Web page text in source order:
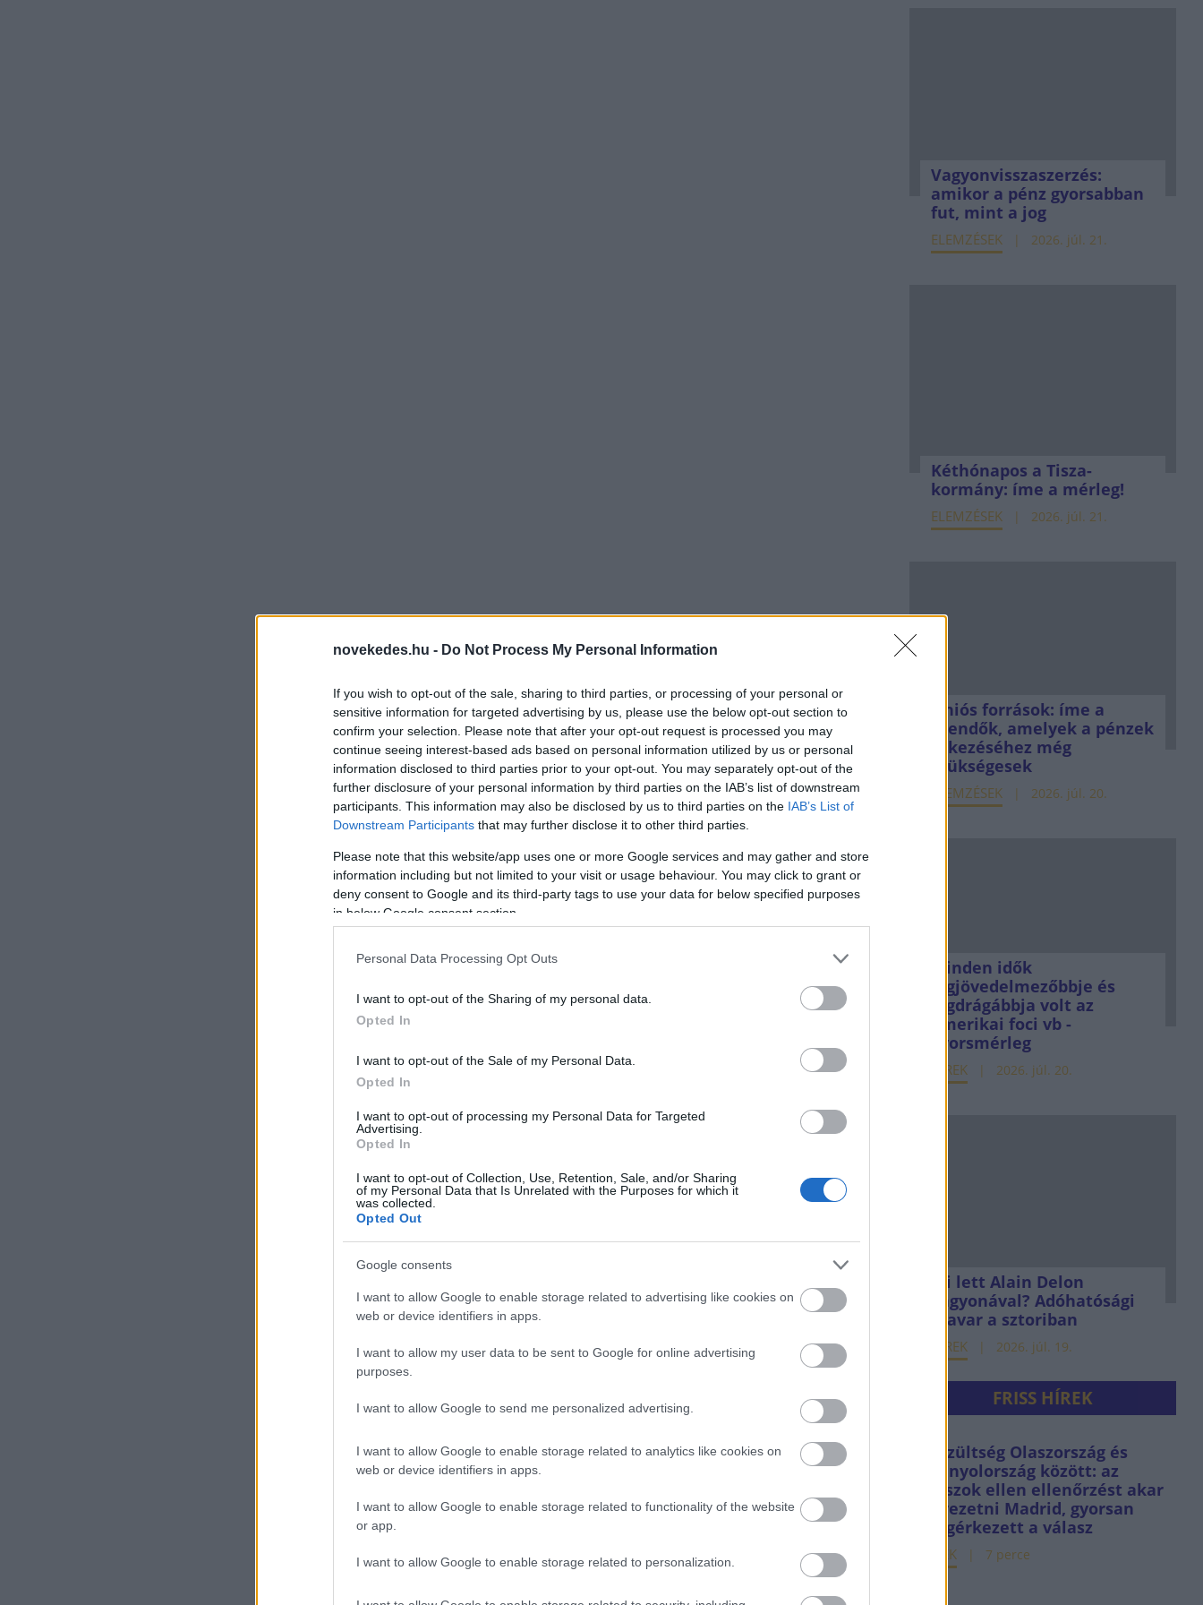
novekedes.hu - Do Not Process My Personal Information
If you wish to opt-out of the sale, sharing to third parties, or processing of your personal or
sensitive information for targeted advertising by us, please use the below opt-out section to
confirm your selection. Please note that after your opt-out request is processed you may
continue seeing interest-based ads based on personal information utilized by us or personal
information disclosed to third parties prior to your opt-out. You may separately opt-out of the
further disclosure of your personal information by third parties on the IAB’s list of downstream
participants. This information may also be disclosed by us to third parties on the IAB’s List of
Downstream Participants that may further disclose it to other third parties.
Please note that this website/app uses one or more Google services and may gather and store
information including but not limited to your visit or usage behaviour. You may click to grant or
deny consent to Google and its third-party tags to use your data for below specified purposes
in below Google consent section.
Personal Data Processing Opt Outs
I want to opt-out of the Sharing of my personal data.
Opted In
I want to opt-out of the Sale of my Personal Data.
Opted In
I want to opt-out of processing my Personal Data for Targeted
Advertising.
Opted In
I want to opt-out of Collection, Use, Retention, Sale, and/or Sharing
of my Personal Data that Is Unrelated with the Purposes for which it
was collected.
Opted Out
Google consents
I want to allow Google to enable storage related to advertising like cookies on
web or device identifiers in apps.
I want to allow my user data to be sent to Google for online advertising
purposes.
I want to allow Google to send me personalized advertising.
I want to allow Google to enable storage related to analytics like cookies on
web or device identifiers in apps.
I want to allow Google to enable storage related to functionality of the website
or app.
I want to allow Google to enable storage related to personalization.
Vagyonvisszaszerzés:
amikor a pénz gyorsabban
fut, mint a jog
ELEMZÉSEK 2026. júl. 21.
Kéthónapos a Tisza-
kormány: íme a mérleg!
ELEMZÉSEK 2026. júl. 21.
Uniós források: íme a
teendők, amelyek a pénzek
érkezéséhez még
szükségesek
ELEMZÉSEK 2026. júl. 20.
Minden idők
legjövedelmezőbbje és
legdrágábbja volt az
amerikai foci vb -
gyorsmérleg
HÍREK 2026. júl. 20.
Mi lett Alain Delon
vagyonával? Adóhatósági
csavar a sztoriban
HÍREK 2026. júl. 19.
FRISS HÍREK
Feszültség Olaszország és
Spanyolország között: az
olaszok ellen ellenőrzést akar
bevezetni Madrid, gyorsan
megérkezett a válasz
HÍREK 7 perce